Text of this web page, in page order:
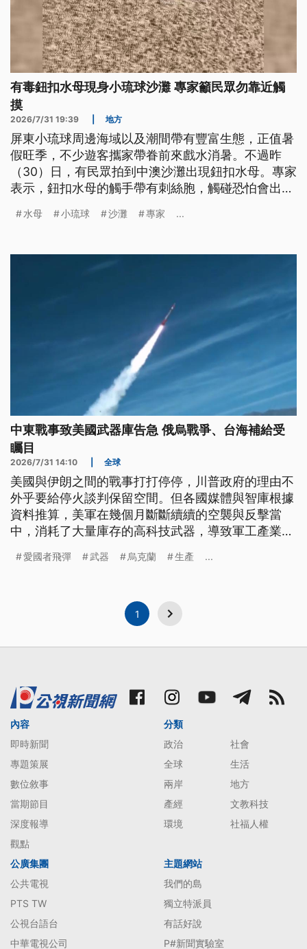
有毒鈕扣水母現身小琉球沙灘 專家籲民眾勿靠近觸
摸
2026/7/31 19:39 地方
屏東小琉球周邊海域以及潮間帶有豐富生態，正值暑
假旺季，不少遊客攜家帶眷前來戲水消暑。不過昨
（30）日，有民眾拍到中澳沙灘出現鈕扣水母。專家
表示，鈕扣水母的觸手帶有刺絲胞，觸碰恐怕會出現
水母 小琉球 沙灘 專家 ...
中東戰事致美國武器庫告急 俄烏戰爭、台海補給受
矚目
2026/7/31 14:10 全球
美國與伊朗之間的戰事打打停停，川普政府的理由不
外乎要給停火談判保留空間。但各國媒體與智庫根據
資料推算，美軍在幾個月斷斷續續的空襲與反擊當
中，消耗了大量庫存的高科技武器，導致軍工產業的
製造也相當費時，供應鏈結構極為複雜，因此包括俄
愛國者飛彈 武器 烏克蘭 生產 ...
1
內容
即時新聞
專題策展
數位敘事
當期節目
深度報導
觀點
分類
政治
社會
全球
生活
兩岸
地方
產經
文教科技
環境
社福人權
公廣集團
公共電視
PTS TW
公視台語台
中華電視公司
主題網站
我們的島
獨立特派員
有話好說
P#新聞實驗室